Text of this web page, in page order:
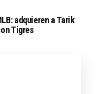
adquieren a Tarik
Tigres